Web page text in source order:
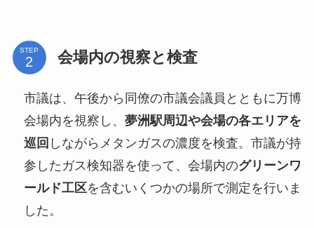
STEP 会場内の視察と検査
市議は、午後から同僚の市議会議員とともに万博
会場内を視察し、 夢洲駅周辺や会場の各エリアを
巡回 しながらメタンガスの濃度を検査。市議が持
参したガス検知器を使って、会場内のグリーンワ
ールド工区を含むいくつかの場所で測定を行いま
した。